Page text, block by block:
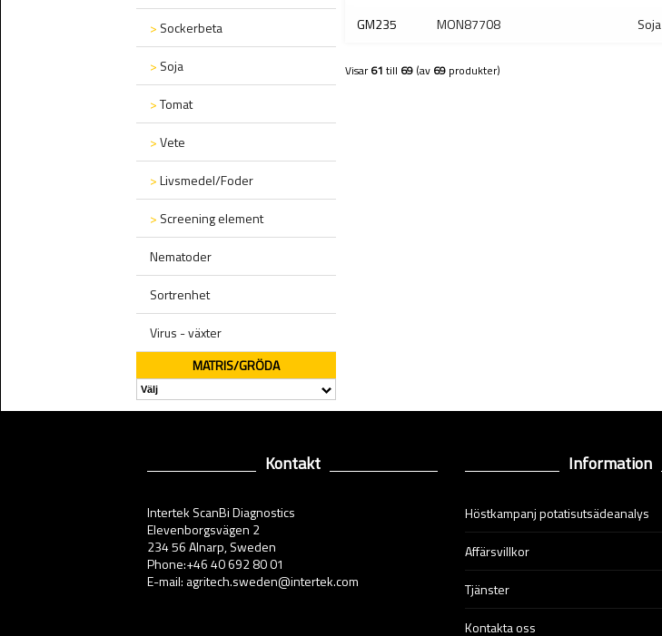
> Sockerbeta
> Soja
>Tomat
>Vete
>Livsmedel/Foder
> Screening element
Nematoder
Sortrenhet
Virus - växter
MATRIS/GRÖDA
GM235
MON87708 Soja
Visar61 till 69 (av 69 produkter)
Kontakt
Intertek ScanBi Diagnostics
Elevenborgsvägen 2
234 56 Alnarp, Sweden
Phone:+46 40 692 80 01
E-mail: agritech.sweden@intertek.com
Information
Höstkampanj potatisutsädeanalys
Affärsvillkor
Tjänster
Kontakta oss